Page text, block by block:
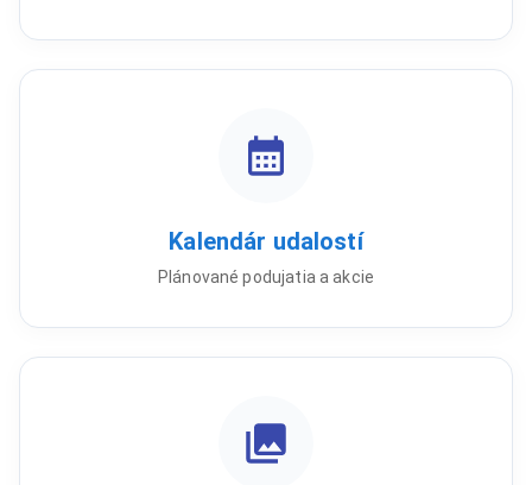
Kalendár udalostí
Plánované podujatia a akcie